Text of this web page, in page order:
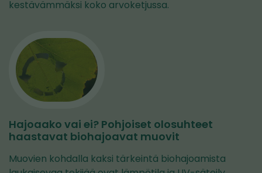
kestävämmäksi koko arvoketjussa.
Hajoaako vai ei? Pohjoiset olosuhteet
haastavat biohajoavat muovit
Muovien kohdalla kaksi tärkeintä biohajoamista